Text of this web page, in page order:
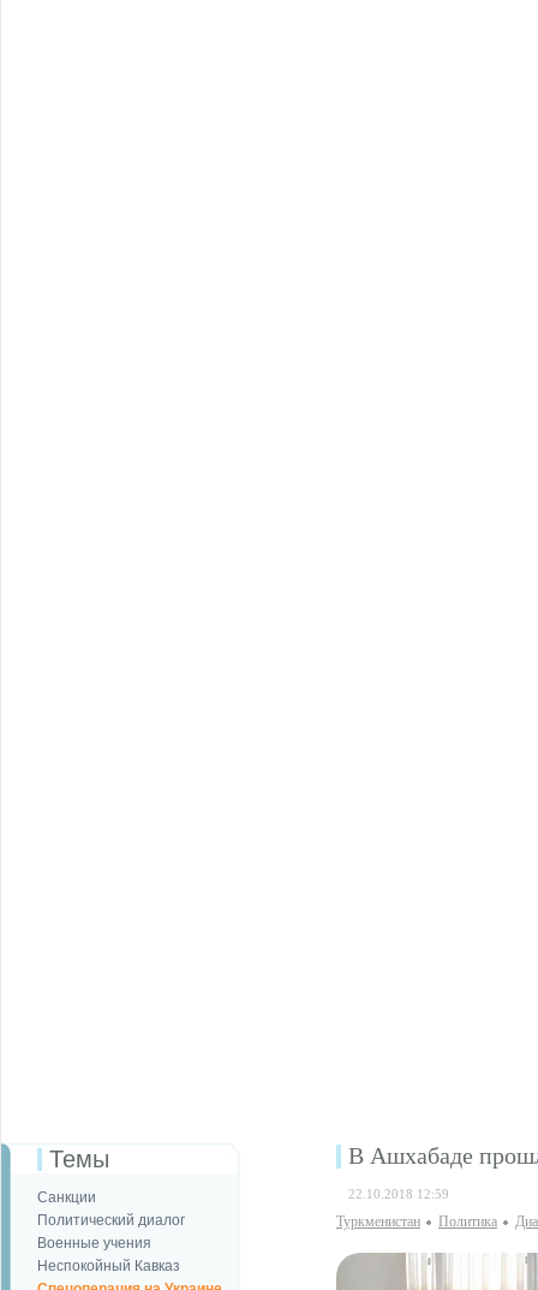
Темы
Санкции
Политический диалог
Военные учения
Неспокойный Кавказ
В Ашхабаде
22.10.2018 12:59
Туркменистан Политика